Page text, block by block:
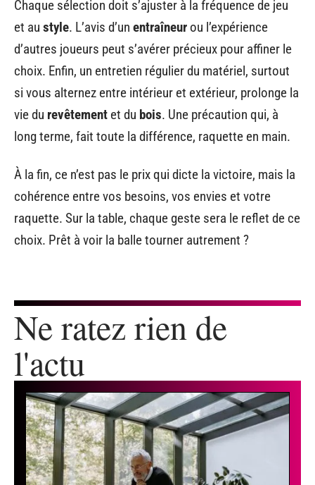
Chaque sélection doit s’ajuster à la fréquence de jeu
et au style. L’avis d’un entraîneur ou l’expérience
d’autres joueurs peut s’avérer précieux pour affiner le
choix. Enfin, un entretien régulier du matériel, surtout
si vous alternez entre intérieur et extérieur, prolonge la
vie du revêtement et du bois. Une précaution qui, à
long terme, fait toute la différence, raquette en main.
À la fin, ce n’est pas le prix qui dicte la victoire, mais la
cohérence entre vos besoins, vos envies et votre
raquette. Sur la table, chaque geste sera le reflet de ce
choix. Prêt à voir la balle tourner autrement ?
Ne ratez rien de
l'actu